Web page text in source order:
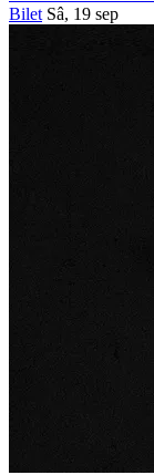
Bilet Sâ, 19 sep